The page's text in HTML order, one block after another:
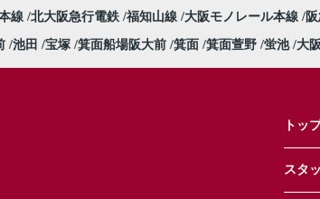
線 北大阪急行電鉄 福知山線 大阪モノレール本線
池田 宝塚 箕面船場阪大前 箕面 箕面萱野 蛍池 大
トッ
スタ